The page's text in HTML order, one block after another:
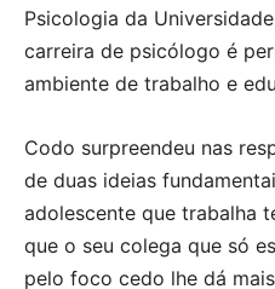
Psicologia da
carreira de psicólogo é
ambiente de trabalho e
Codo surpreendeu nas
de duas ideias
adolescente que trabalha
que o seu colega que só
pelo foco cedo lhe dá